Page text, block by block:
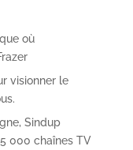
où
visionner le
Sindup
000 chaînes TV